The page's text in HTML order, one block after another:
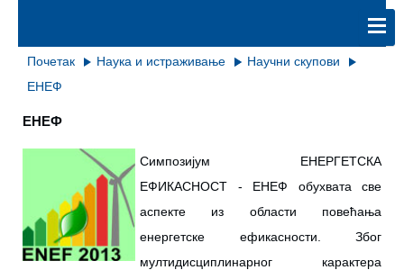
Почетак Наука и истраживање
Научни скупови
ЕНЕФ
ЕНЕФ
Симпозијум ЕНЕРГЕТСКА
ЕФИКАСНОСТ - ЕНЕФ обухвата све
аспекте из области повећања
енергетске ефикасности. Због
мултидисциплинарног карактера